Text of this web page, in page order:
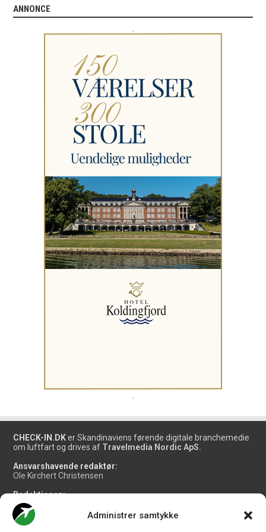
Administrer samtykke
ANNONCE
CHECK-IN.DK er Skandinaviens førende digitale branchemedie
om luftfart og drives af Travelmedia Nordic ApS.
Ansvarshavende redaktør:
Ole Kirchert Christensen
Redaktionen:
Christian Granhøj Skouboe
Henrik Baumgarten
Danny Longhi Andreasen